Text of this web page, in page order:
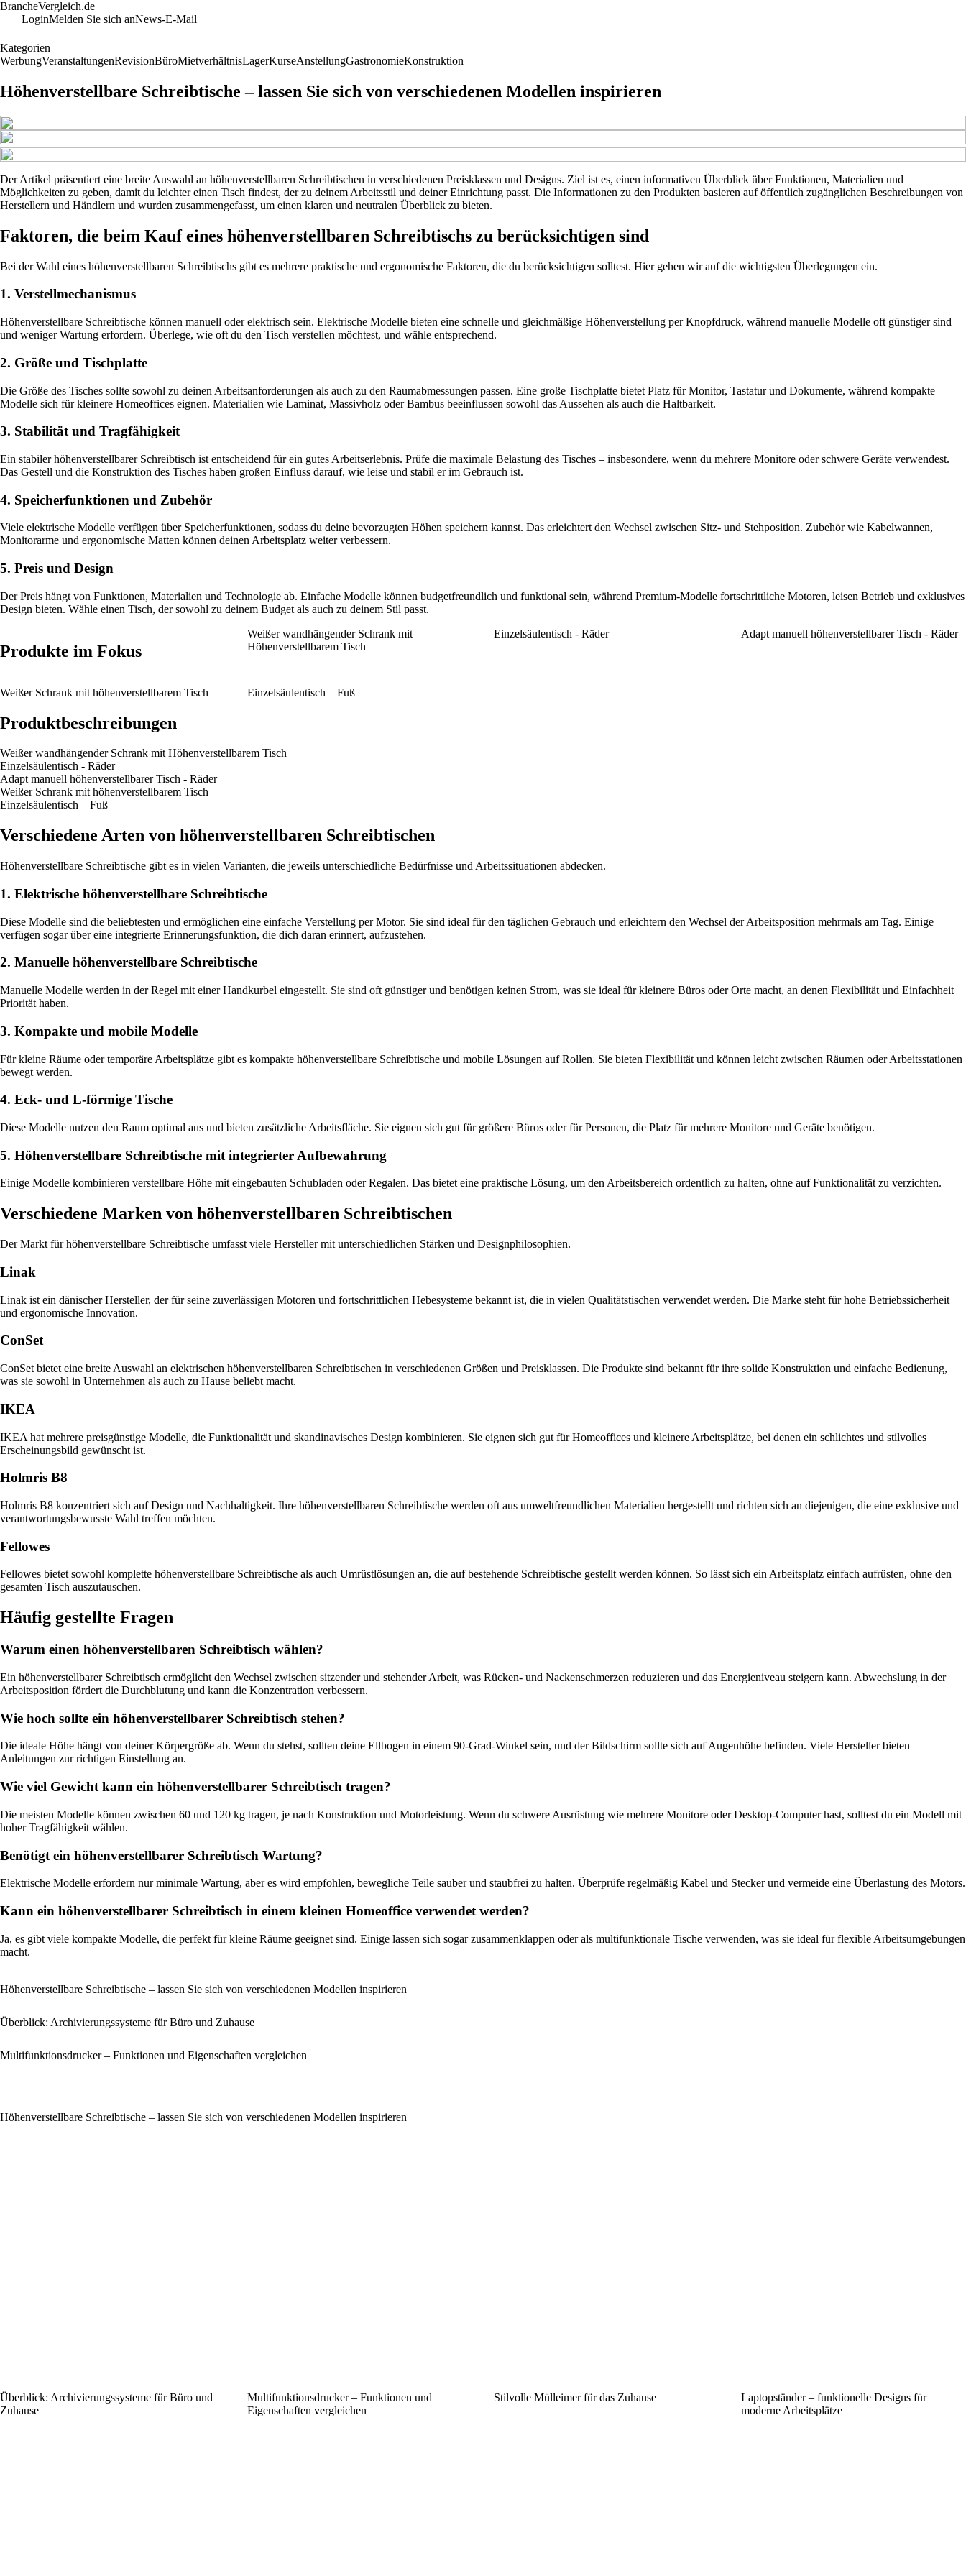
BrancheVergleich.de
LoginMelden Sie sich anNews-E-Mail
Kategorien
WerbungVeranstaltungenRevisionBüroMietverhältnisLagerKurseAnstellungGastronomieKonstruktion
Höhenverstellbare Schreibtische – lassen Sie sich von verschiedenen Modellen inspirieren
Der Artikel präsentiert eine breite Auswahl an höhenverstellbaren Schreibtischen in verschiedenen Preisklassen und Designs. Ziel ist es, einen informativen Überblick über Funktionen, Materialien und
Möglichkeiten zu geben, damit du leichter einen Tisch findest, der zu deinem Arbeitsstil und deiner Einrichtung passt. Die Informationen zu den Produkten basieren auf öffentlich zugänglichen Beschreibungen von
Herstellern und Händlern und wurden zusammengefasst, um einen klaren und neutralen Überblick zu bieten.
Faktoren, die beim Kauf eines höhenverstellbaren Schreibtischs zu berücksichtigen sind
Bei der Wahl eines höhenverstellbaren Schreibtischs gibt es mehrere praktische und ergonomische Faktoren, die du berücksichtigen solltest. Hier gehen wir auf die wichtigsten Überlegungen ein.
1. Verstellmechanismus
Höhenverstellbare Schreibtische können manuell oder elektrisch sein. Elektrische Modelle bieten eine schnelle und gleichmäßige Höhenverstellung per Knopfdruck, während manuelle Modelle oft günstiger sind
und weniger Wartung erfordern. Überlege, wie oft du den Tisch verstellen möchtest, und wähle entsprechend.
2. Größe und Tischplatte
Die Größe des Tisches sollte sowohl zu deinen Arbeitsanforderungen als auch zu den Raumabmessungen passen. Eine große Tischplatte bietet Platz für Monitor, Tastatur und Dokumente, während kompakte
Modelle sich für kleinere Homeoffices eignen. Materialien wie Laminat, Massivholz oder Bambus beeinflussen sowohl das Aussehen als auch die Haltbarkeit.
3. Stabilität und Tragfähigkeit
Ein stabiler höhenverstellbarer Schreibtisch ist entscheidend für ein gutes Arbeitserlebnis. Prüfe die maximale Belastung des Tisches – insbesondere, wenn du mehrere Monitore oder schwere Geräte verwendest.
Das Gestell und die Konstruktion des Tisches haben großen Einfluss darauf, wie leise und stabil er im Gebrauch ist.
4. Speicherfunktionen und Zubehör
Viele elektrische Modelle verfügen über Speicherfunktionen, sodass du deine bevorzugten Höhen speichern kannst. Das erleichtert den Wechsel zwischen Sitz- und Stehposition. Zubehör wie Kabelwannen,
Monitorarme und ergonomische Matten können deinen Arbeitsplatz weiter verbessern.
5. Preis und Design
Der Preis hängt von Funktionen, Materialien und Technologie ab. Einfache Modelle können budgetfreundlich und funktional sein, während Premium-Modelle fortschrittliche Motoren, leisen Betrieb und exklusives
Design bieten. Wähle einen Tisch, der sowohl zu deinem Budget als auch zu deinem Stil passt.
Produkte im Fokus
Weißer wandhängender Schrank mit
Höhenverstellbarem Tisch
Einzelsäulentisch - Räder Adapt manuell höhenverstellbarer Tisch - Räder
Weißer Schrank mit höhenverstellbarem Tisch Einzelsäulentisch – Fuß
Produktbeschreibungen
Weißer wandhängender Schrank mit Höhenverstellbarem Tisch
Einzelsäulentisch - Räder
Adapt manuell höhenverstellbarer Tisch - Räder
Weißer Schrank mit höhenverstellbarem Tisch
Einzelsäulentisch – Fuß
Verschiedene Arten von höhenverstellbaren Schreibtischen
Höhenverstellbare Schreibtische gibt es in vielen Varianten, die jeweils unterschiedliche Bedürfnisse und Arbeitssituationen abdecken.
1. Elektrische höhenverstellbare Schreibtische
Diese Modelle sind die beliebtesten und ermöglichen eine einfache Verstellung per Motor. Sie sind ideal für den täglichen Gebrauch und erleichtern den Wechsel der Arbeitsposition mehrmals am Tag. Einige
verfügen sogar über eine integrierte Erinnerungsfunktion, die dich daran erinnert, aufzustehen.
2. Manuelle höhenverstellbare Schreibtische
Manuelle Modelle werden in der Regel mit einer Handkurbel eingestellt. Sie sind oft günstiger und benötigen keinen Strom, was sie ideal für kleinere Büros oder Orte macht, an denen Flexibilität und Einfachheit
Priorität haben.
3. Kompakte und mobile Modelle
Für kleine Räume oder temporäre Arbeitsplätze gibt es kompakte höhenverstellbare Schreibtische und mobile Lösungen auf Rollen. Sie bieten Flexibilität und können leicht zwischen Räumen oder Arbeitsstationen
bewegt werden.
4. Eck- und L-förmige Tische
Diese Modelle nutzen den Raum optimal aus und bieten zusätzliche Arbeitsfläche. Sie eignen sich gut für größere Büros oder für Personen, die Platz für mehrere Monitore und Geräte benötigen.
5. Höhenverstellbare Schreibtische mit integrierter Aufbewahrung
Einige Modelle kombinieren verstellbare Höhe mit eingebauten Schubladen oder Regalen. Das bietet eine praktische Lösung, um den Arbeitsbereich ordentlich zu halten, ohne auf Funktionalität zu verzichten.
Verschiedene Marken von höhenverstellbaren Schreibtischen
Der Markt für höhenverstellbare Schreibtische umfasst viele Hersteller mit unterschiedlichen Stärken und Designphilosophien.
Linak
Linak ist ein dänischer Hersteller, der für seine zuverlässigen Motoren und fortschrittlichen Hebesysteme bekannt ist, die in vielen Qualitätstischen verwendet werden. Die Marke steht für hohe Betriebssicherheit
und ergonomische Innovation.
ConSet
ConSet bietet eine breite Auswahl an elektrischen höhenverstellbaren Schreibtischen in verschiedenen Größen und Preisklassen. Die Produkte sind bekannt für ihre solide Konstruktion und einfache Bedienung,
was sie sowohl in Unternehmen als auch zu Hause beliebt macht.
IKEA
IKEA hat mehrere preisgünstige Modelle, die Funktionalität und skandinavisches Design kombinieren. Sie eignen sich gut für Homeoffices und kleinere Arbeitsplätze, bei denen ein schlichtes und stilvolles
Erscheinungsbild gewünscht ist.
Holmris B8
Holmris B8 konzentriert sich auf Design und Nachhaltigkeit. Ihre höhenverstellbaren Schreibtische werden oft aus umweltfreundlichen Materialien hergestellt und richten sich an diejenigen, die eine exklusive und
verantwortungsbewusste Wahl treffen möchten.
Fellowes
Fellowes bietet sowohl komplette höhenverstellbare Schreibtische als auch Umrüstlösungen an, die auf bestehende Schreibtische gestellt werden können. So lässt sich ein Arbeitsplatz einfach aufrüsten, ohne den
gesamten Tisch auszutauschen.
Häufig gestellte Fragen
Warum einen höhenverstellbaren Schreibtisch wählen?
Ein höhenverstellbarer Schreibtisch ermöglicht den Wechsel zwischen sitzender und stehender Arbeit, was Rücken- und Nackenschmerzen reduzieren und das Energieniveau steigern kann. Abwechslung in der
Arbeitsposition fördert die Durchblutung und kann die Konzentration verbessern.
Wie hoch sollte ein höhenverstellbarer Schreibtisch stehen?
Die ideale Höhe hängt von deiner Körpergröße ab. Wenn du stehst, sollten deine Ellbogen in einem 90-Grad-Winkel sein, und der Bildschirm sollte sich auf Augenhöhe befinden. Viele Hersteller bieten
Anleitungen zur richtigen Einstellung an.
Wie viel Gewicht kann ein höhenverstellbarer Schreibtisch tragen?
Die meisten Modelle können zwischen 60 und 120 kg tragen, je nach Konstruktion und Motorleistung. Wenn du schwere Ausrüstung wie mehrere Monitore oder Desktop-Computer hast, solltest du ein Modell mit
hoher Tragfähigkeit wählen.
Benötigt ein höhenverstellbarer Schreibtisch Wartung?
Elektrische Modelle erfordern nur minimale Wartung, aber es wird empfohlen, bewegliche Teile sauber und staubfrei zu halten. Überprüfe regelmäßig Kabel und Stecker und vermeide eine Überlastung des Motors.
Kann ein höhenverstellbarer Schreibtisch in einem kleinen Homeoffice verwendet werden?
Ja, es gibt viele kompakte Modelle, die perfekt für kleine Räume geeignet sind. Einige lassen sich sogar zusammenklappen oder als multifunktionale Tische verwenden, was sie ideal für flexible Arbeitsumgebungen
macht.
Höhenverstellbare Schreibtische – lassen Sie sich von verschiedenen Modellen inspirieren
Überblick: Archivierungssysteme für Büro und Zuhause
Multifunktionsdrucker – Funktionen und Eigenschaften vergleichen
Höhenverstellbare Schreibtische – lassen Sie sich von verschiedenen Modellen inspirieren
Überblick: Archivierungssysteme für Büro und
Zuhause
Multifunktionsdrucker – Funktionen und
Eigenschaften vergleichen
Stilvolle Mülleimer für das Zuhause
Laptopständer – funktionelle Designs für
moderne Arbeitsplätze